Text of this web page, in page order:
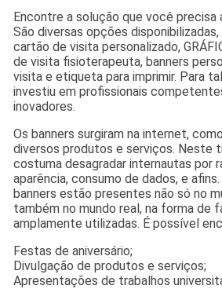
Encontre a solução que você precisa
São diversas opções
cartão de visita personalizado,
de visita fisioterapeuta, banners
visita e etiqueta para imprimir. Para
investiu em profissionais
inovadores.
Os banners surgiram na internet,
diversos produtos e serviços. Neste
costuma desagradar internautas por
aparência, consumo de dados, e
banners estão presentes não só no
também no mundo real, na forma de
amplamente utilizadas. É possível
Festas de aniversário;
Divulgação de produtos e serviços;
Apresentações de trabalhos